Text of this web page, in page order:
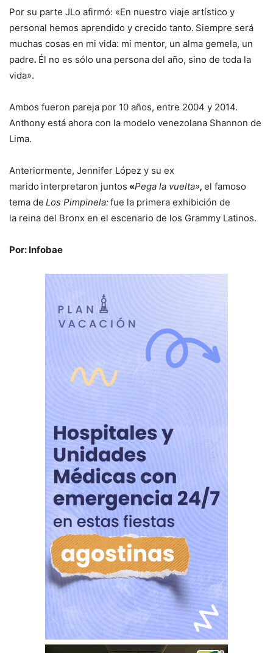
Por su parte JLo afirmó: «En nuestro viaje artístico y
personal hemos aprendido y crecido tanto. Siempre será
muchas cosas en mi vida: mi mentor, un alma gemela, un
padre. Él no es sólo una persona del año, sino de toda la
vida».
Ambos fueron pareja por 10 años, entre 2004 y 2014.
Anthony está ahora con la modelo venezolana Shannon de
Lima.
Anteriormente, Jennifer López y su ex
marido interpretaron juntos «Pega la vuelta», el famoso
tema de Los Pimpinela:fue la primera exhibición de
la reina del Bronx en el escenario de los Grammy Latinos.
Por: Infobae